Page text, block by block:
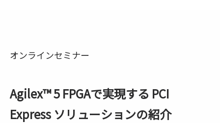
オンラインセミナー
Agilex™ 5 FPGAで実現する PCI
Express ソリューションの紹介